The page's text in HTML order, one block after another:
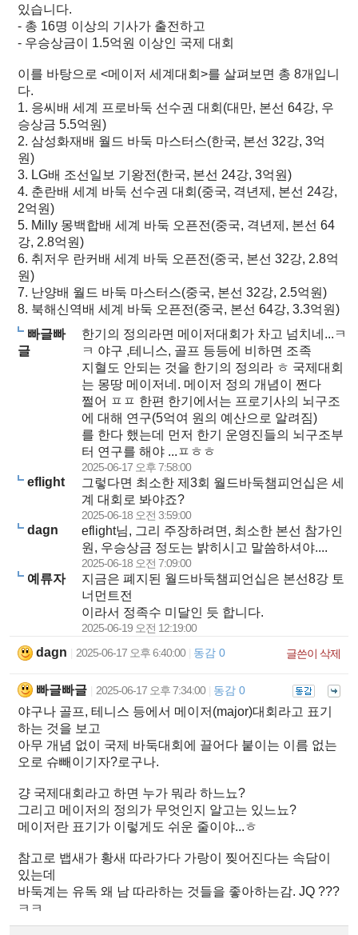
있습니다.
- 총 16명 이상의 기사가 출전하고
- 우승상금이 1.5억원 이상인 국제 대회
이를 바탕으로 <메이저 세계대회>를 살펴보면 총 8개입니
다.
1. 응씨배 세계 프로바둑 선수권 대회(대만, 본선 64강, 우
승상금 5.5억원)
2. 삼성화재배 월드 바둑 마스터스(한국, 본선 32강, 3억
원)
3. LG배 조선일보 기왕전(한국, 본선 24강, 3억원)
4. 춘란배 세계 바둑 선수권 대회(중국, 격년제, 본선 24강,
2억원)
5. Milly 몽백합배 세계 바둑 오픈전(중국, 격년제, 본선 64
강, 2.8억원)
6. 취저우 란커배 세계 바둑 오픈전(중국, 본선 32강, 2.8억
원)
7. 난양배 월드 바둑 마스터스(중국, 본선 32강, 2.5억원)
8. 북해신역배 세계 바둑 오픈전(중국, 본선 64강, 3.3억원)
빠글빠
글
한기의 정의라면 메이저대회가 차고 넘치네...ㅋ
ㅋ 야구 ,테니스, 골프 등등에 비하면 조족
지혈도 안되는 것을 한기의 정의라 ㅎ 국제대회
는 몽땅 메이저네. 메이저 정의 개념이 쩐다
쩔어 ㅍㅍ 한편 한기에서는 프로기사의 뇌구조
에 대해 연구(5억여 원의 예산으로 알려짐)
를 한다 했는데 먼저 한기 운영진들의 뇌구조부
터 연구를 해야 ...ㅍㅎㅎ
2025-06-17 오후 7:58:00
eflight
그렇다면 최소한 제3회 월드바둑챔피언십은 세
계 대회로 봐야죠?
2025-06-18 오전 3:59:00
dagn
eflight님, 그리 주장하려면, 최소한 본선 참가인
원, 우승상금 정도는 밝히시고 말씀하셔야....
2025-06-18 오전 7:09:00
예류자
지금은 폐지된 월드바둑챔피언십은 본선8강 토
너먼트전
이라서 정족수 미달인 듯 합니다.
2025-06-19 오전 12:19:00
dagn 2025-06-17 오후 6:40:00 동감 0 글쓴이 삭제
빠글빠글 2025-06-17 오후 7:34:00 동감 0
야구나 골프, 테니스 등에서 메이저(major)대회라고 표기
하는 것을 보고
아무 개념 없이 국제 바둑대회에 끌어다 붙이는 이름 없는
오로 슈빼이기자?로구나.
걍 국제대회라고 하면 누가 뭐라 하느뇨?
그리고 메이저의 정의가 무엇인지 알고는 있느뇨?
메이저란 표기가 이렇게도 쉬운 줄이야...ㅎ
참고로 뱁새가 황새 따라가다 가랑이 찢어진다는 속담이
있는데
바둑계는 유독 왜 남 따라하는 것들을 좋아하는감. JQ ???
ㅋㅋ